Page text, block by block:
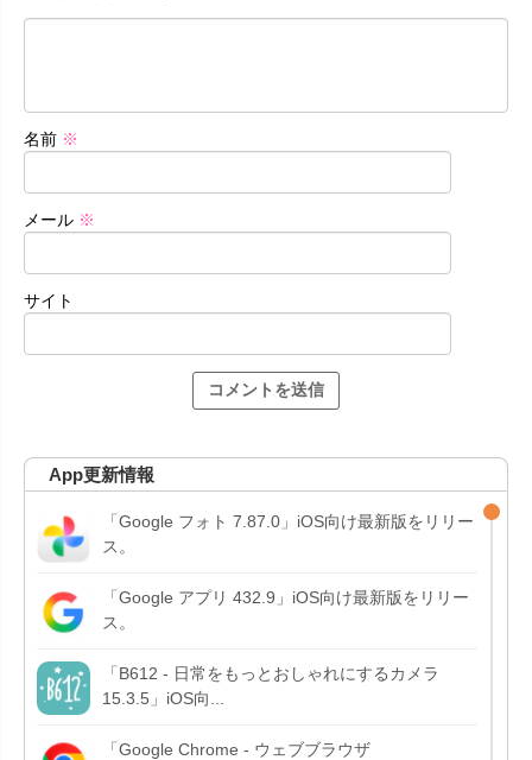
名前 ※
メール ※
サイト
App更新情報
「Google フォト 7.87.0」iOS向け最新版をリリー
ス。
「Google アプリ 432.9」iOS向け最新版をリリー
ス。
「B612 - 日常をもっとおしゃれにするカメラ
15.3.5」iOS向...
「Google Chrome - ウェブブラウザ